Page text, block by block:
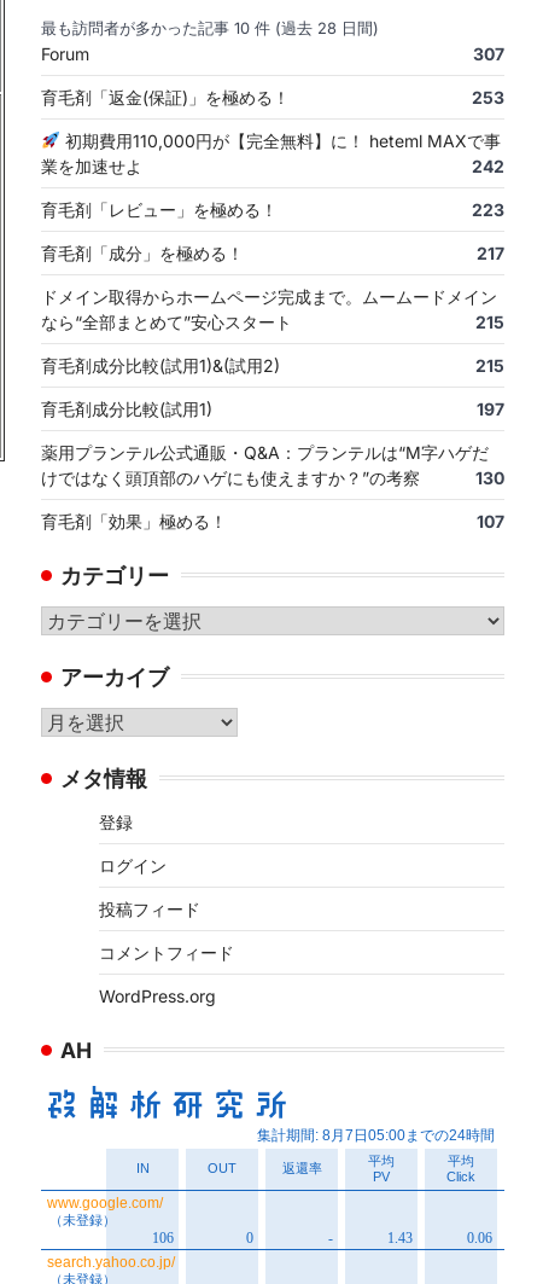
最も訪問者が多かった記事 10 件 (過去 28 日間)
Forum 307
育毛剤「返金(保証)」を極める！ 253
初期費用110,000円が【完全無料】に！ heteml MAXで事
業を加速せよ
242
育毛剤「レビュー」を極める！ 223
育毛剤「成分」を極める！ 217
ドメイン取得からホームページ完成まで。ムームードメイン
なら“全部まとめて”安心スタート
215
育毛剤成分比較(試用1)&(試用2) 215
育毛剤成分比較(試用1) 197
薬用プランテル公式通販・Q&A：プランテルは“M字ハゲだ
けではなく頭頂部のハゲにも使えますか？”の考察
130
育毛剤「効果」極める！ 107
カテゴリー
カ
ゴ
リ
ー
アーカイブ
ア
カ メタ情報
登録
ログイン
投稿フィード
コメントフィード
WordPress.org
AH